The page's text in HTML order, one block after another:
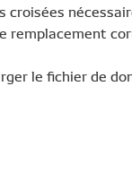
remplacement
le fichier de